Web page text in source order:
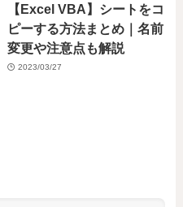
【Excel VBA】シートをコ
ピーする方法まとめ｜名前
変更や注意点も解説
2023/03/27